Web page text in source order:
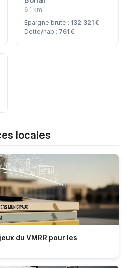
6.1 km
Épargne brute : 132 321 €
Dette/hab : 761 €
locales
du VMRR pour les